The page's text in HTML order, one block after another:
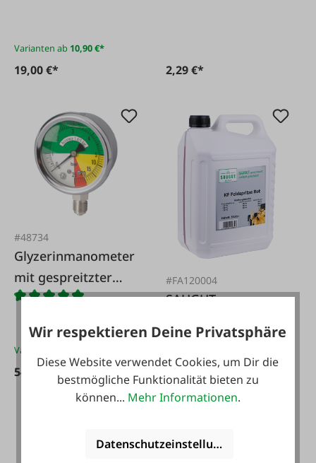
Varianten ab 10,90 €*
19,00 €* 2,29 €*
#48734
Glyzerinmanometer
mit gespreitzter
Skala
Varianten ab
54,90 €*
#FA120004
SAUGUT
Konzentrat für
Feldspritzen, 5L
Inhalt: 5 l (5,18 € / 1 l)
Wir respektieren Deine Privatsphäre
Diese Website verwendet Cookies, um Dir die
bestmögliche Funktionalität bieten zu
können... Mehr Informationen.
Datenschutzeinstellungen